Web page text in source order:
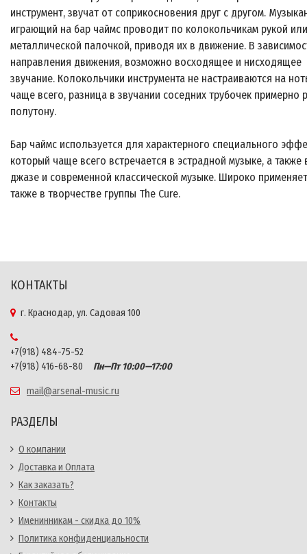
инструмент, звучат от соприкосновения друг с другом.
играющий на бар чаймс проводит по колокольчикам рукой или
металлической палочкой, приводя их в движение. В
направления движения, возможно восходящее и нисходящее
звучание. Колокольчики инструмента не настраиваются на
чаще всего, разница в звучании соседних трубочек примерно
полутону.
Бар чаймс используется для характерного специального
который чаще всего встречается в эстрадной музыке, а также
джазе и современной классической музыке. Широко
также в творчестве группы The Cure.
КОНТАКТЫ
г. Краснодар, ул. Садовая 100
+7(918) 484-75-52
+7(918) 416-68-80
Пн—Пт 10:00—17:00
mail@arsenal-music.ru
РАЗДЕЛЫ
О компании
Доставка и Оплата
Как заказать?
Контакты
Именинникам - скидка до 10%
Политика конфиденциальности